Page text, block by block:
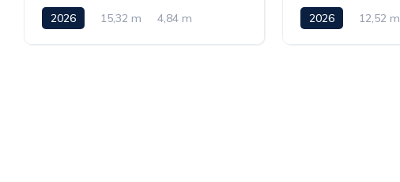
2026 15,32 m 4,84 m 2026 12,52 m